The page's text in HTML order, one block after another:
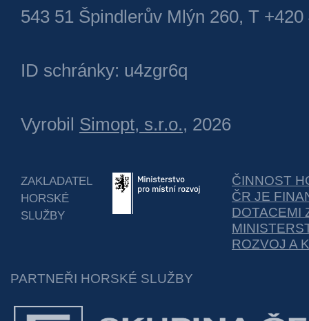
543 51 Špindlerův Mlýn 260, T +420
ID schránky: u4zgr6q
Vyrobil Simopt, s.r.o., 2026
ZAKLADATEL
HORSKÉ
SLUŽBY
ČINNOST
ČR JE
DOTACEMI
ROZVOJ A
PARTNEŘI HORSKÉ SLUŽBY